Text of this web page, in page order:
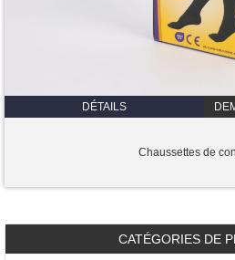
DÉTAILS
Chaussettes de
CATÉGORIES DE